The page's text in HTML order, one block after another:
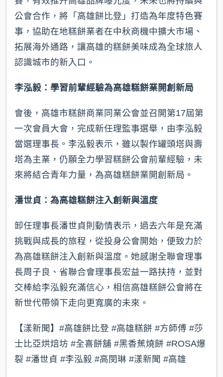
公會合作，將「高雄餅比登」打造為年度特色賽
事，協助在地糕餅業者在中秋商機中擴大市場、
拓展海外通路，讓高雄的糕餅美味成為全球旅人
認識城市的新入口。
李泓毅：學習前輩經驗為高雄糕餅業開創新局
會後，高雄市糕餅商業同業公會並召開第17屆第
一次會員大會，完成新任理監事選舉，由李泓毅
當選理事長。李泓毅表示，雖以製作罐頭塔與壽
塔為主業，仍願全力學習糕餅公會前輩經驗，未
來將結合青年力量，為高雄糕餅業開創新局。
潘世貞：為高雄糕餅注入創新與溫度
卸任理事長潘世貞則動情表示，過去六年是充滿
挑戰與成長的旅程，從投身公會開始，便致力於
為高雄糕餅注入創新與溫度。她感謝全聯會理事
長周子良、省聯合會理事長宏益一路扶持，並對
交棒給李泓毅充滿信心，相信高雄糕餅公會將在
新世代帶領下走向更寬廣的未來。
【漾新聞】#高雄餅比登 #高雄糕餅 #方師傅 #莎
士比亞烘焙坊 #全喜餅舖 #黑香蕉燒餅 #ROSA爆
裂 #潘世貞 #李泓毅 #高閔琳 #漾新聞 #高雄